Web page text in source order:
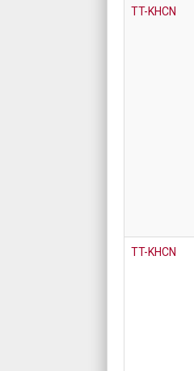
TT-KHCN
TT-KHCN